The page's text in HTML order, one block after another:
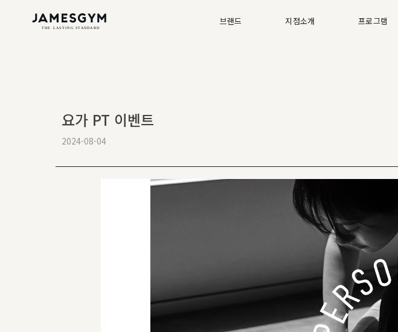
브랜드 지점소개 프로그램
요가 PT 이벤트
2024-08-04